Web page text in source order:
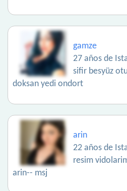
gamze
27 años de
sifir besyüz
doksan yedi ondort
arin
22 años de
resim
arin-- msj